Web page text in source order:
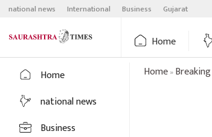
Skip
content
national news International Business Gujarat
Home
Home
national news
Business
Home»